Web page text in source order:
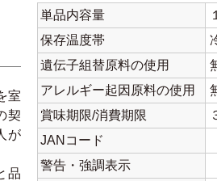
室
契
が
品
単品内容量
保存温度帯
遺伝子組替原料の使用
アレルギー起因原料の使用
賞味期限/消費期限
JANコード
警告・強調表示